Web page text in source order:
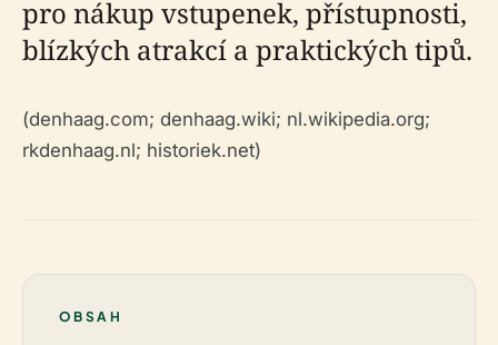
pro nákup vstupenek, přístupnosti,
blízkých atrakcí a praktických tipů.
(denhaag.com; denhaag.wiki; nl.wikipedia.org;
rkdenhaag.nl; historiek.net)
OBSAH